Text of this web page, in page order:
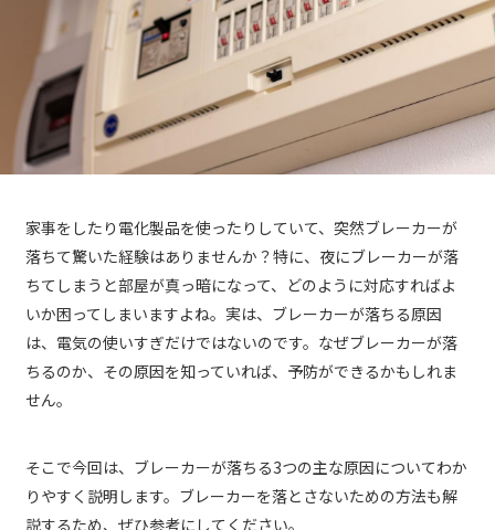
家事をしたり電化製品を使ったりしていて、突然ブレーカーが
落ちて驚いた経験はありませんか？特に、夜にブレーカーが落
ちてしまうと部屋が真っ暗になって、どのように対応すればよ
いか困ってしまいますよね。実は、ブレーカーが落ちる原因
は、電気の使いすぎだけではないのです。なぜブレーカーが落
ちるのか、その原因を知っていれば、予防ができるかもしれま
せん。
そこで今回は、ブレーカーが落ちる3つの主な原因についてわか
りやすく説明します。ブレーカーを落とさないための方法も解
説するため、ぜひ参考にしてください。